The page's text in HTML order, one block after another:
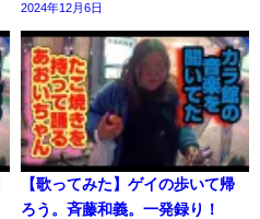
2024年12月6日
【歌ってみた】ゲイの歩いて帰
ろう。斉藤和義。一発録り！